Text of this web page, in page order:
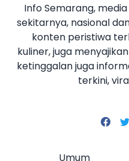
Info Semarang,
sekitarnya, nasional
konten peristiwa
kuliner, juga
ketinggalan juga
terkini,
Umum